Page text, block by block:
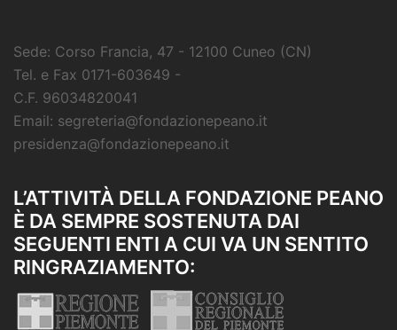
Sede: Corso Francia, 47 - 12100 Cuneo (CN)
Tel. e Fax 0171-603649 -
C.F. 96034820041
Email: segreteria@fondazionepeano.it
presidenza@fondazionepeano.it
L’ATTIVITÀ DELLA FONDAZIONE PEANO
È DA SEMPRE SOSTENUTA DAI
SEGUENTI ENTI A CUI VA UN SENTITO
RINGRAZIAMENTO: